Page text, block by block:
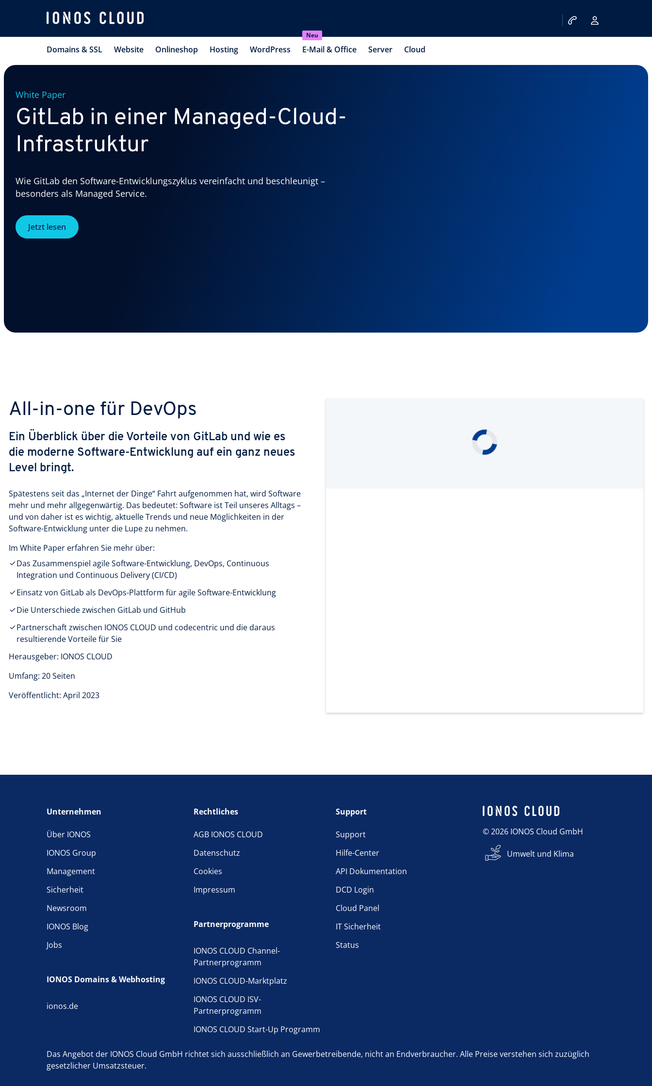
Domains & SSL Website Onlineshop Hosting WordPress
Neu
E-Mail & Office Server Cloud
White Paper
GitLab in einer Managed-Cloud-
Infrastruktur
Wie GitLab den Software-Entwicklungszyklus vereinfacht und beschleunigt –
besonders als Managed Service.
Jetzt lesen
All-in-one für DevOps
Ein Überblick über die Vorteile von GitLab und wie es
die moderne Software-Entwicklung auf ein ganz neues
Level bringt.
Spätestens seit das „Internet der Dinge“ Fahrt aufgenommen hat, wird Software
mehr und mehr allgegenwärtig. Das bedeutet: Software ist Teil unseres Alltags –
und von daher ist es wichtig, aktuelle Trends und neue Möglichkeiten in der
Software-Entwicklung unter die Lupe zu nehmen.
Im White Paper erfahren Sie mehr über:
Das Zusammenspiel agile Software-Entwicklung, DevOps, Continuous
Integration und Continuous Delivery (CI/CD)
Einsatz von GitLab als DevOps-Plattform für agile Software-Entwicklung
Die Unterschiede zwischen GitLab und GitHub
Partnerschaft zwischen IONOS CLOUD und codecentric und die daraus
resultierende Vorteile für Sie
Herausgeber: IONOS CLOUD
Umfang: 20 Seiten
Veröffentlicht: April 2023
Unternehmen
Über IONOS
IONOS Group
Management
Sicherheit
Newsroom
IONOS Blog
Jobs
IONOS Domains & Webhosting
ionos.de
Rechtliches
AGB IONOS CLOUD
Datenschutz
Cookies
Impressum
Partnerprogramme
IONOS CLOUD Channel-
Partnerprogramm
IONOS CLOUD-Marktplatz
IONOS CLOUD ISV-
Partnerprogramm
IONOS CLOUD Start-Up Programm
Support
Support
Hilfe-Center
API Dokumentation
DCD Login
Cloud Panel
IT Sicherheit
Status
© 2026 IONOS Cloud GmbH
Umwelt und Klima
Das Angebot der IONOS Cloud GmbH richtet sich ausschließlich an Gewerbetreibende, nicht an Endverbraucher. Alle Preise verstehen sich zuzüglich
gesetzlicher Umsatzsteuer.